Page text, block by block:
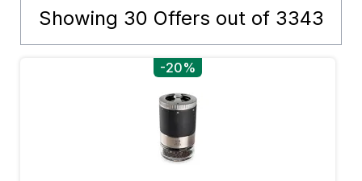
Showing 30 Offers out of 3343
-20%